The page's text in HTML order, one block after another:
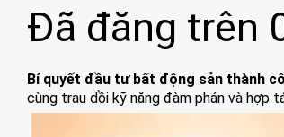
Đã đăng trên
Bí quyết đầu tư bất động sản thành
cùng trau dồi kỹ năng đàm phán và hợp